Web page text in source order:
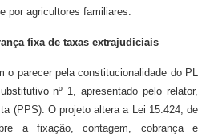
por agricultores familiares.
fixa de taxas extrajudiciais
o parecer pela constitucionalidade do PL
nº 1, apresentado pelo relator,
(PPS). O projeto altera a Lei 15.424, de
a fixação, contagem, cobrança e